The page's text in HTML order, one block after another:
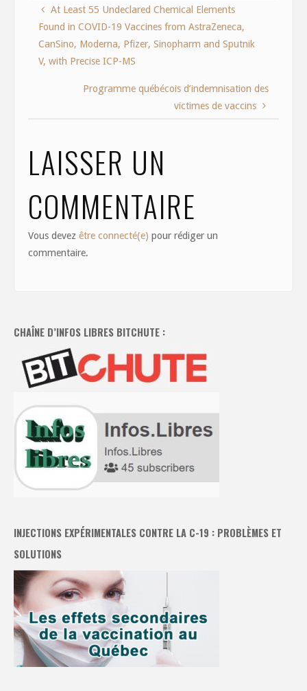
b
o
o
d
o
n
l
e
At Least 55 Undeclared Chemical Elements
Found in COVID-19 Vaccines from AstraZeneca,
CanSino, Moderna, Pfizer, Sinopharm and Sputnik
V, with Precise ICP-MS
Programme québécois d’indemnisation des
victimes de vaccins
LAISSER UN
COMMENTAIRE
Vous devezêtre connecté(e) pour rédiger un
commentaire.
CHAÎNE D’INFOS LIBRES BITCHUTE :
INJECTIONS EXPÉRIMENTALES CONTRE LA C-19 : PROBLÈMES ET
SOLUTIONS